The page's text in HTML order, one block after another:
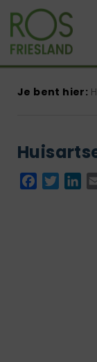
Je bent hier:
Facebook
Twitter